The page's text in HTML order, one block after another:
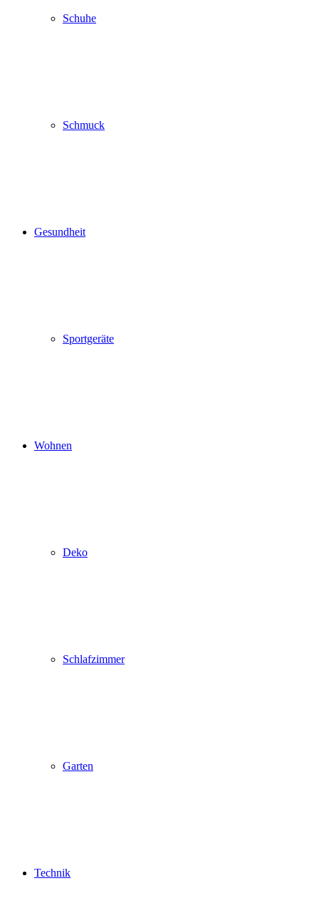
Schuhe
Schmuck
Gesundheit
Sportgeräte
Wohnen
Deko
Schlafzimmer
Garten
Technik